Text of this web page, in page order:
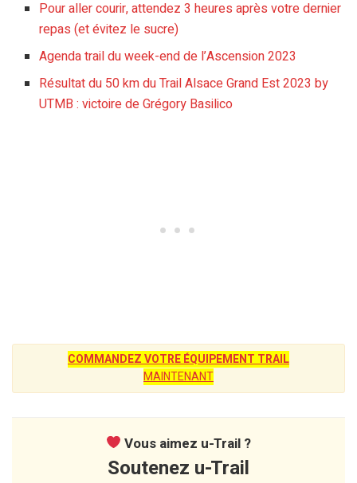
Pour aller courir, attendez 3 heures après votre dernier
repas (et évitez le sucre)
Agenda trail du week-end de l’Ascension 2023
Résultat du 50 km du Trail Alsace Grand Est 2023 by
UTMB : victoire de Grégory Basilico
COMMANDEZ VOTRE ÉQUIPEMENT TRAIL
MAINTENANT
Vous aimez u-Trail ?
Soutenez u-Trail